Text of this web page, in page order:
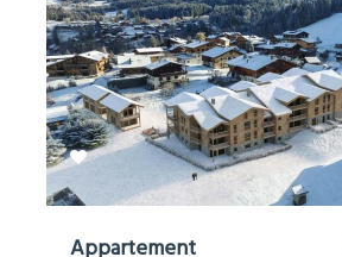
Appartement